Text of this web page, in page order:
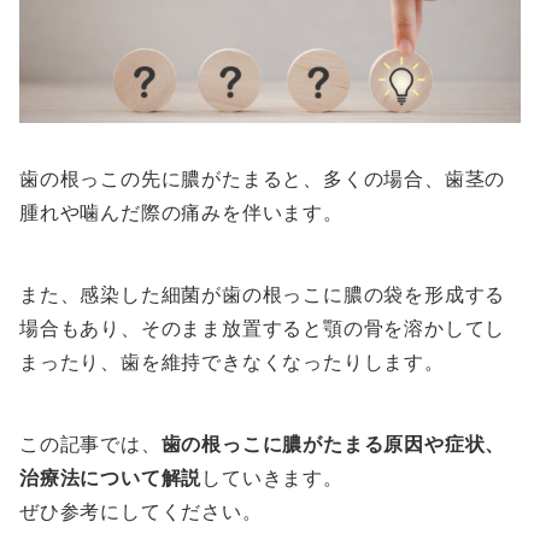
歯の根っこの先に膿がたまると、多くの場合、歯茎の
腫れや噛んだ際の痛みを伴います。
また、感染した細菌が歯の根っこに膿の袋を形成する
場合もあり、そのまま放置すると顎の骨を溶かしてし
まったり、歯を維持できなくなったりします。
この記事では、 歯の根っこに膿がたまる原因や症状、
治療法について解説していきます。
ぜひ参考にしてください。